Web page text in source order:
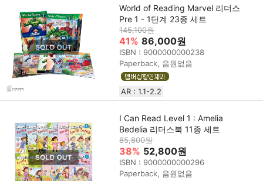
World of Reading Marvel 리더스
Pre 1 - 1단계 23종 세트
145,100원
41% 86,000원
ISBN : 9000000000238
Paperback, 음원없음
AR : 1.1-2.2
I Can Read Level 1 : Amelia
Bedelia 리더스북 11종 세트
85,800원
38% 52,800원
ISBN : 9000000000296
Paperback, 음원없음